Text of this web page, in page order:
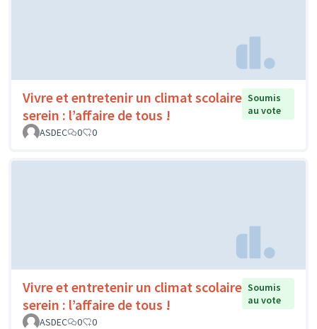
Vivre et entretenir un climat scolaire
serein : l’affaire de tous !
Soumis
au vote
ASDEC
0 0
Vivre et entretenir un climat scolaire
serein : l’affaire de tous !
Soumis
au vote
ASDEC
0 0